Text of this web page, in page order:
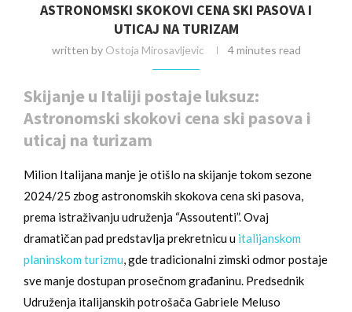
ASTRONOMSKI SKOKOVI CENA SKI PASOVA I
UTICAJ NA TURIZAM
written by Ostoja Mirosavljevic 4 minutes read
Skijanje u Italiji postaje luksuz:
Astronomski skokovi cena ski pasova i
uticaj na turizam
Milion Italijana manje je otišlo na skijanje tokom sezone
2024/25 zbog astronomskih skokova cena ski pasova,
prema istraživanju udruženja “Assoutenti”. Ovaj
dramatičan pad predstavlja prekretnicu u italijanskom
planinskom turizmu, gde tradicionalni zimski odmor postaje
sve manje dostupan prosečnom građaninu. Predsednik
Udruženja italijanskih potrošača Gabriele Meluso